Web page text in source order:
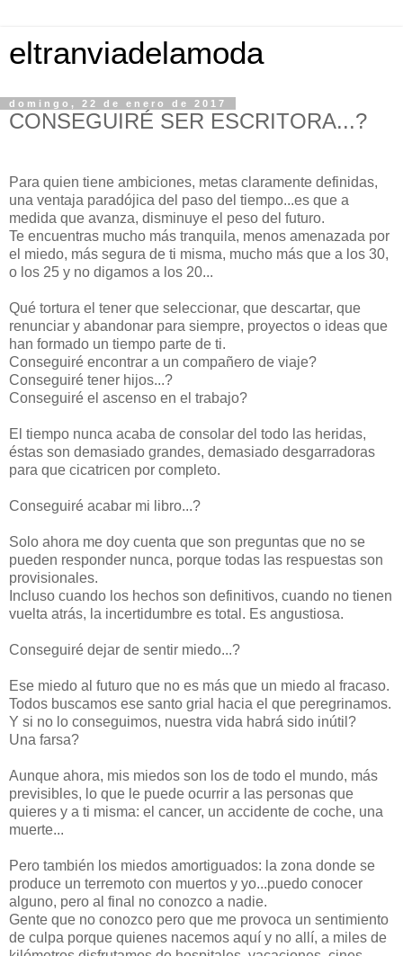
eltranviadelamoda
domingo, 22 de enero de 2017
CONSEGUIRÉ SER ESCRITORA...?
Para quien tiene ambiciones, metas claramente definidas,
una ventaja paradójica del paso del tiempo...es que a
medida que avanza, disminuye el peso del futuro.
Te encuentras mucho más tranquila, menos amenazada por
el miedo, más segura de ti misma, mucho más que a los 30,
o los 25 y no digamos a los 20...
Qué tortura el tener que seleccionar, que descartar, que
renunciar y abandonar para siempre, proyectos o ideas que
han formado un tiempo parte de ti.
Conseguiré encontrar a un compañero de viaje?
Conseguiré tener hijos...?
Conseguiré el ascenso en el trabajo?
El tiempo nunca acaba de consolar del todo las heridas,
éstas son demasiado grandes, demasiado desgarradoras
para que cicatricen por completo.
Conseguiré acabar mi libro...?
Solo ahora me doy cuenta que son preguntas que no se
pueden responder nunca, porque todas las respuestas son
provisionales.
Incluso cuando los hechos son definitivos, cuando no tienen
vuelta atrás, la incertidumbre es total. Es angustiosa.
Conseguiré dejar de sentir miedo...?
Ese miedo al futuro que no es más que un miedo al fracaso.
Todos buscamos ese santo grial hacia el que peregrinamos.
Y si no lo conseguimos, nuestra vida habrá sido inútil?
Una farsa?
Aunque ahora, mis miedos son los de todo el mundo, más
previsibles, lo que le puede ocurrir a las personas que
quieres y a ti misma: el cancer, un accidente de coche, una
muerte...
Pero también los miedos amortiguados: la zona donde se
produce un terremoto con muertos y yo...puedo conocer
alguno, pero al final no conozco a nadie.
Gente que no conozco pero que me provoca un sentimiento
de culpa porque quienes nacemos aquí y no allí, a miles de